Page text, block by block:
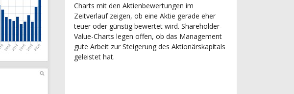
Charts mit den Aktienbewertungen im
Zeitverlauf zeigen, ob eine Aktie gerade eher
teuer oder günstig bewertet wird. Shareholder-
Value-Charts legen offen, ob das Management
gute Arbeit zur Steigerung des Aktionärskapitals
geleistet hat.